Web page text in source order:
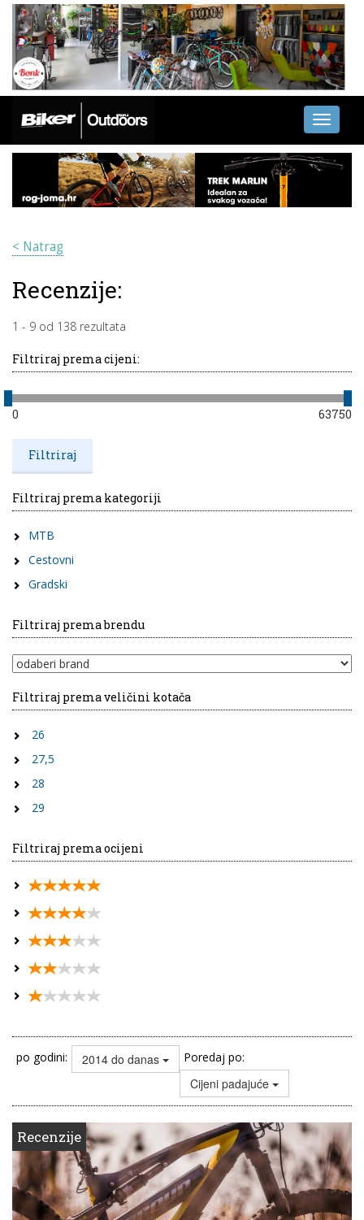
Toggle
< Natrag
Recenzije:
1 - 9 od 138 rezultata
Filtriraj prema cijeni:
0 63750
Filtriraj prema kategoriji
MTB
Cestovni
Gradski
Filtriraj prema brendu
Filtriraj prema veličini kotača
26
27,5
28
29
Filtriraj prema ocijeni
po godini: 2014 do danas Poredaj po:
Cijeni padajuće
Recenzije